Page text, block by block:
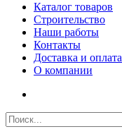
Каталог товаров
Строительство
Наши работы
Контакты
Доставка и оплата
О компании